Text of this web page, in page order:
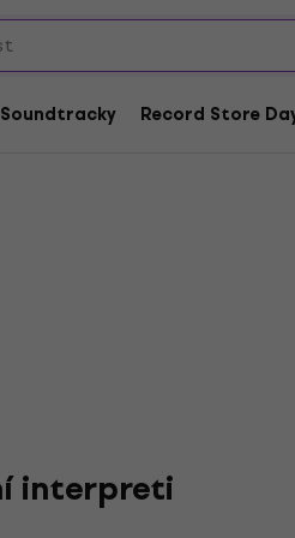
Soundtracky Record Store
interpreti